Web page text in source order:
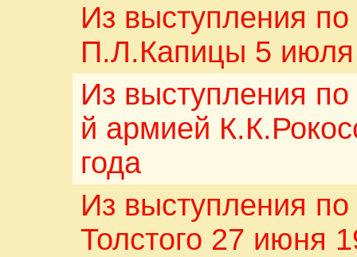
Из выступления
П.Л.Капицы 5 июля
Из выступления
й армией
года
Из выступления
Толстого 27 июня